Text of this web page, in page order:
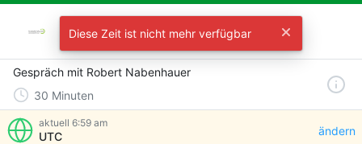
Wählen Sie eine Zeit
Gespräch mit Robert Nabenhauer
30 Minuten
aktuell 6:59 am
UTC ändern
Diese Zeit ist nicht mehr verfügbar